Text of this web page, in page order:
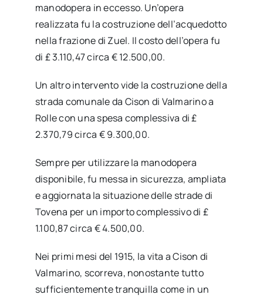
manodopera in eccesso. Un’opera
realizzata fu la costruzione dell’acquedotto
nella frazione di Zuel. Il costo dell’opera fu
di £ 3.110,47 circa € 12.500,00.
Un altro intervento vide la costruzione della
strada comunale da Cison di Valmarino a
Rolle con una spesa complessiva di £
2.370,79 circa € 9.300,00.
Sempre per utilizzare la manodopera
disponibile, fu messa in sicurezza, ampliata
e aggiornata la situazione delle strade di
Tovena per un importo complessivo di £
1.100,87 circa € 4.500,00.
Nei primi mesi del 1915, la vita a Cison di
Valmarino, scorreva, nonostante tutto
sufficientemente tranquilla come in un